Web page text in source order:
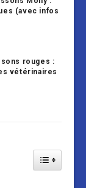
(avec infos
rouges :
vétérinaires
Toggle